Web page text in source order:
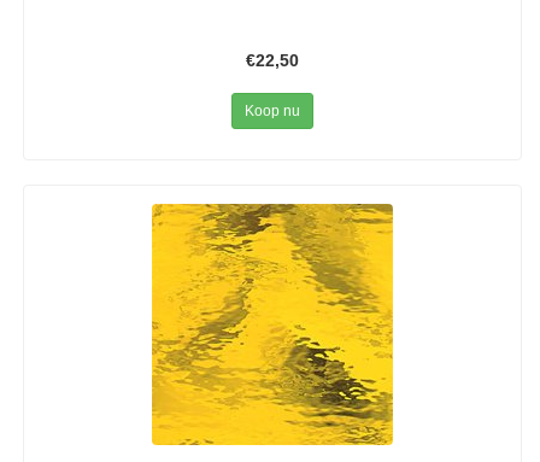
€22,50
Koop nu